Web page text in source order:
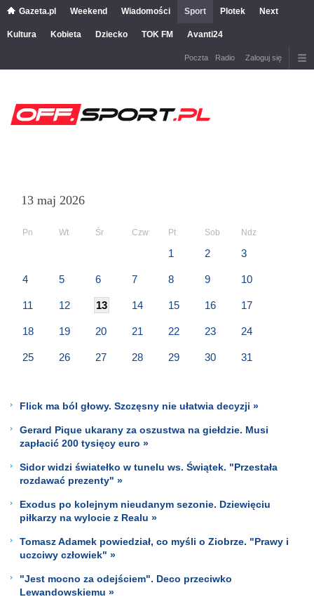
Gazeta.pl Weekend Wiadomości Sport Plotek Next
Kultura Kobieta Dziecko TOK FM Avanti24
Poczta Radio Zaloguj się
13 maj 2026
Pn Wt Śr Czw Pt Sob Ndz
1 2 3
4 5 6 7 8 9 10
11 12 13 14 15 16 17
18 19 20 21 22 23 24
25 26 27 28 29 30 31
Flick ma ból głowy. Szczęsny nie ułatwia decyzji »
Gerard Pique ukarany za oszustwa na giełdzie. Musi
zapłacić 200 tysięcy euro »
Sidor widzi światełko w tunelu ws. Świątek. "Przestała
rozdawać prezenty" »
Exodus po kolejnym nieudanym sezonie. Dziewięciu
piłkarzy na wylocie z Realu »
Tomasz Adamek powiedział, co myśli o Ziobrze. "Prawy i
uczciwy człowiek" »
"Jest mocno za odejściem". Deco przeciwko
Lewandowskiemu »